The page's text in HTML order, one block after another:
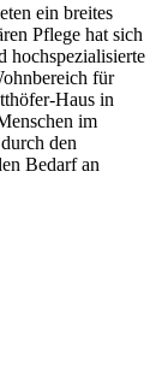
ein breites
Pflege hat sich
hochspezialisierte
für
Haus in
im
den
Bedarf an